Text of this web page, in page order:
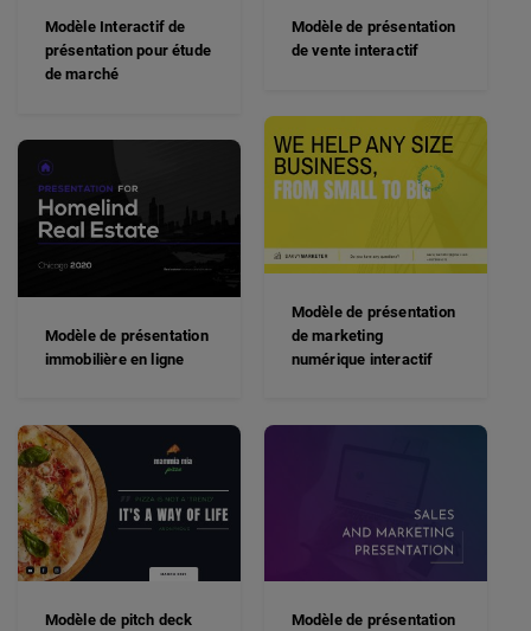
Modèle Interactif de
présentation pour étude
de marché
Modèle de présentation
de vente interactif
Modèle de présentation
de marketing
numérique interactif
Modèle de présentation
immobilière en ligne
Modèle de pitch deck
Modèle de présentation